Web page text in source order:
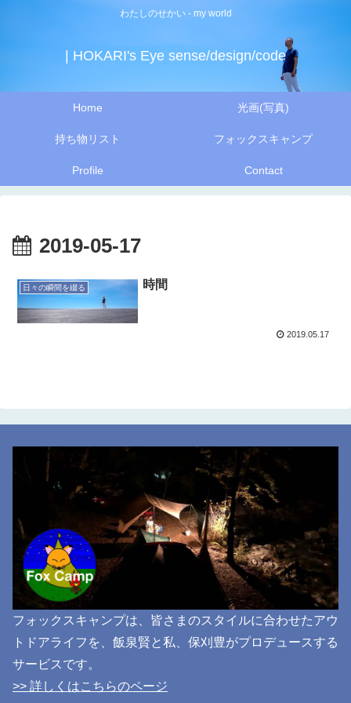
わたしのせかい - my world
| HOKARI's Eye sense/design/code
Home 光画(写真)
持ち物リスト フォックスキャンプ
Profile Contact
2019-05-17
日々の瞬間を綴る 時間
2019.05.17
フォックスキャンプは、皆さまのスタイルに合わせたアウ
トドアライフを、飯泉賢と私、保刈豊がプロデュースする
サービスです。
>> 詳しくはこちらのページ